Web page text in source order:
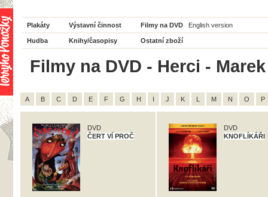
Plakáty Výstavní činnost Filmy na DVD English version
Hudba Knihy/časopisy Ostatní zboží
Filmy na DVD - Herci -
A B C D E F G H I J K L M N O P
DVD
ČERT VÍ PROČ
DVD
KNOFLÍKÁŘI